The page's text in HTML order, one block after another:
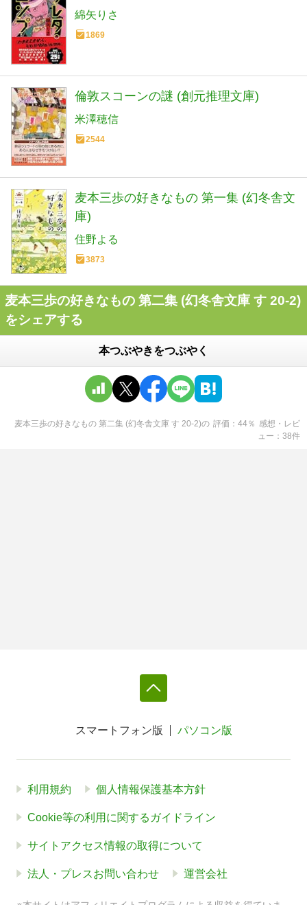
綿矢りさ
1869
倫敦スコーンの謎 (創元推理文庫)
米澤穂信
2544
麦本三歩の好きなもの 第一集 (幻冬舎文
庫)
住野よる
3873
麦本三歩の好きなもの 第二集 (幻冬舎文庫 す 20-2)
をシェアする
本つぶやきをつぶやく
麦本三歩の好きなもの 第二集 (幻冬舎文庫 す 20-2)の 評価 44％ 感想・レビ
ュー
38件
スマートフォン版 パソコン版
利用規約 個人情報保護基本方針
Cookie等の利用に関するガイドライン
サイトアクセス情報の取得について
法人・プレスお問い合わせ 運営会社